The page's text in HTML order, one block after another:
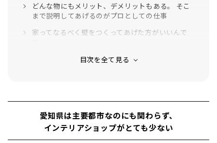
どんな物にもメリット、デメリットもある。 そこ
まで説明してあげるのがプロとしての仕事
家ってなるべく壁をつくってあげた方がいいんで
好きな空間で暮らしていたら、 楽しいことが絶対
きっかけはなんでもいい。 好きなものがひとつあ
るだけで楽しい。
海外の絵本はインテリアの参考になる。
愛知県は主要都市なのにも関わらず、
インテリアショップがとても少ない